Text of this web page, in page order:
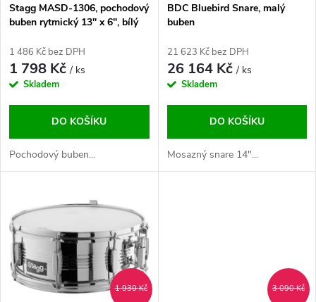
p
r
o
u
t
ů
p
r
o
d
u
k
t
ů
Stagg MASD-1306, pochodový
buben rytmický 13" x 6", bílý
1 486 Kč bez DPH
1 798 Kč/ ks
Skladem
DO KOŠÍKU
Pochodový buben...
BDC Bluebird Snare, malý
buben
21 623 Kč bez DPH
26 164 Kč/ ks
Skladem
DO KOŠÍKU
Mosazný snare 14"...
1 930 Kč 3 090 Kč